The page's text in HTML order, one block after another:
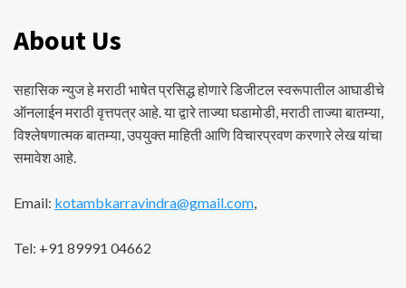
About Us
सहासिक न्युज हे मराठी भाषेत प्रसिद्ध होणारे डिजीटल स्वरूपातील आघाडीचे
ऑनलाईन मराठी वृत्तपत्र आहे. या द्वारे ताज्या घडामोडी, मराठी ताज्या बातम्या,
विश्लेषणात्मक बातम्या, उपयुक्त माहिती आणि विचारप्रवण करणारे लेख यांचा
समावेश आहे.
Email: kotambkarravindra@gmail.com,
Tel: +91 89991 04662